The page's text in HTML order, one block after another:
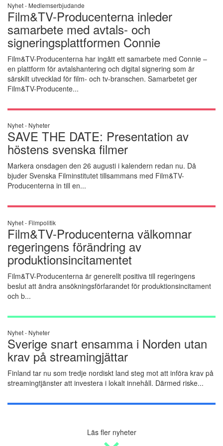
Nyhet - Medlemserbjudande
Film&TV-Producenterna inleder
samarbete med avtals- och
signeringsplattformen Connie
Film&TV-Producenterna har ingått ett samarbete med Connie –
en plattform för avtalshantering och digital signering som är
särskilt utvecklad för film- och tv-branschen. Samarbetet ger
Film&TV-Producente...
Nyhet - Nyheter
SAVE THE DATE: Presentation av
höstens svenska filmer
Markera onsdagen den 26 augusti i kalendern redan nu. Då
bjuder Svenska Filminstitutet tillsammans med Film&TV-
Producenterna in till en...
Nyhet - Filmpolitik
Film&TV-Producenterna välkomnar
regeringens förändring av
produktionsincitamentet
Film&TV-Producenterna är generellt positiva till regeringens
beslut att ändra ansökningsförfarandet för produktionsincitament
och b...
Nyhet - Nyheter
Sverige snart ensamma i Norden utan
krav på streamingjättar
Finland tar nu som tredje nordiskt land steg mot att införa krav på
streamingtjänster att investera i lokalt innehåll. Därmed riske...
Läs fler nyheter